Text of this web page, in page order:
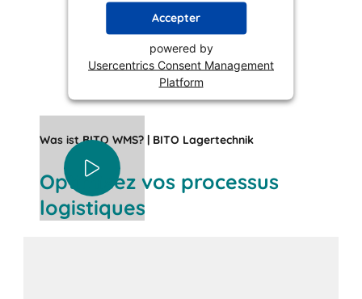
Accepter
powered by
Usercentrics Consent Management
Platform
Was ist BITO WMS? | BITO Lagertechnik
Optimisez vos processus
logistiques